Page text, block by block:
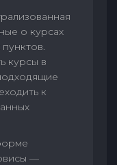
о курсах
курсы в
к
—